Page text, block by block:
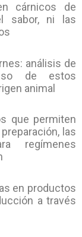
cárnicos de
sabor, ni las
análisis de
de estos
animal
que permiten
las
regímenes
en productos
a través